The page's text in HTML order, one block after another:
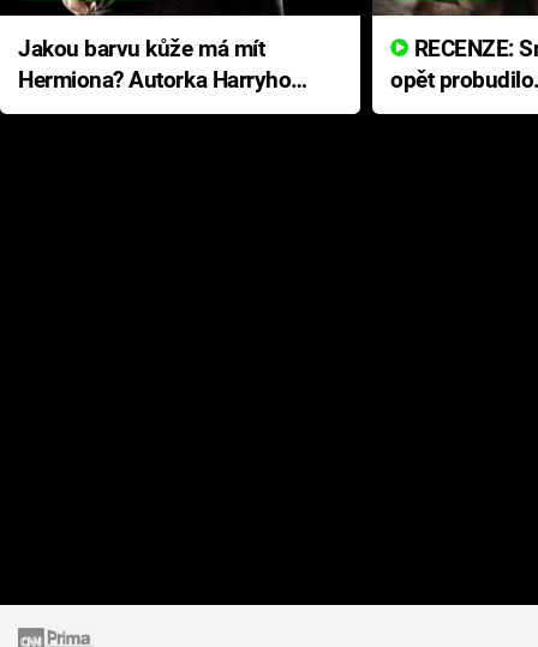
Jakou barvu kůže má mít
Hermiona? Autorka Harryho
Pottera přišla s ráznou
opět
přichází s